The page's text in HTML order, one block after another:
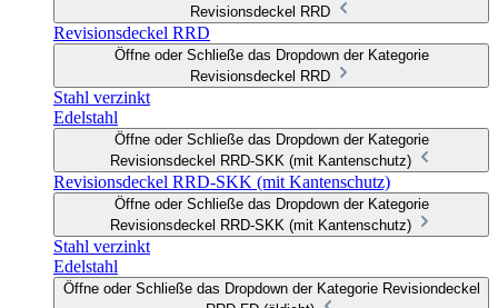
Revisionsdeckel RRD
Revisionsdeckel RRD
Öffne oder Schließe das Dropdown der Kategorie
Revisionsdeckel RRD
Stahl verzinkt
Edelstahl
Öffne oder Schließe das Dropdown der Kategorie
Revisionsdeckel RRD-SKK (mit Kantenschutz)
Revisionsdeckel RRD-SKK (mit Kantenschutz)
Öffne oder Schließe das Dropdown der Kategorie
Revisionsdeckel RRD-SKK (mit Kantenschutz)
Stahl verzinkt
Edelstahl
Öffne oder Schließe das Dropdown der Kategorie Revisiondeckel